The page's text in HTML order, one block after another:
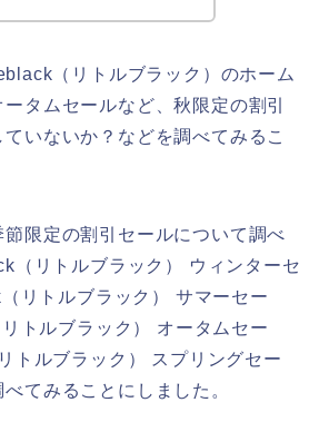
（リトルブラック）のホーム
タムセールなど、秋限定の割引
いないか？などを調べてみるこ
限定の割引セールについて調べ
（リトルブラック） ウィンターセ
リトルブラック） サマーセー
トルブラック） オータムセー
トルブラック） スプリングセー
てみることにしました。